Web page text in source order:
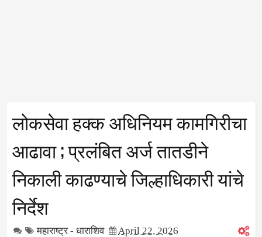
लोकसेवा हक्क अधिनियम कामगिरीचा
आढावा ; प्रलंबित अर्ज तातडीने
निकाली काढण्याचे जिल्हाधिकारी यांचे
निर्देश
महाराष्ट्र - धाराशिव April 22, 2026